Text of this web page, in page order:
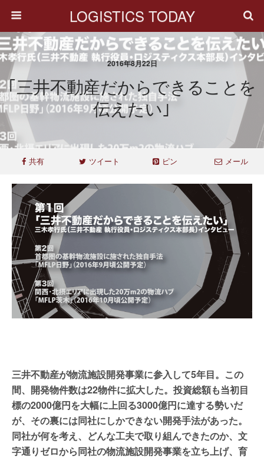
LOGISTICS TODAY
2016年8月22日
｢三井不動産だからできることを
伝えたい｣
共有 ツイート ピン メール
三井不動産が物流施設開発事業に参入して5年目。この
間、開発物件数は22物件に拡大した。投資総額も当初目
標の2000億円を大幅に上回る3000億円に達する勢いだ
が、その裏には同社にしかできない開発手法があった。
同社が何を考え、どんな工夫で取り組んできたのか、文
字通りゼロから同社の物流施設開発事業を立ち上げ、育